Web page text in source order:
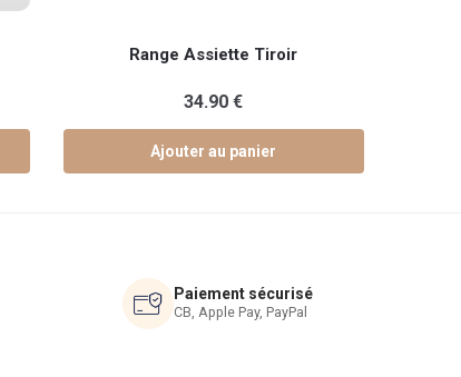
Range Assiette Tiroir
34.90€
Ajouter au panier
Paiement sécurisé
CB, Apple Pay, PayPal